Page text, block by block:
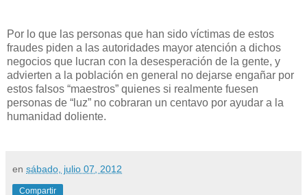
Por lo que las personas que han sido víctimas de estos
fraudes piden a las autoridades mayor atención a dichos
negocios que lucran con la desesperación de la gente, y
advierten a la población en general no dejarse engañar por
estos falsos “maestros” quienes si realmente fuesen
personas de “luz” no cobraran un centavo por ayudar a la
humanidad doliente.
en sábado, julio 07, 2012
Compartir